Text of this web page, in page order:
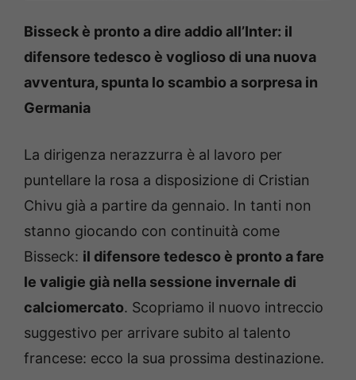
Bisseck è pronto a dire addio all’Inter: il
difensore tedesco è voglioso di una nuova
avventura, spunta lo scambio a sorpresa in
Germania
La dirigenza nerazzurra è al lavoro per
puntellare la rosa a disposizione di Cristian
Chivu già a partire da gennaio. In tanti non
stanno giocando con continuità come
Bisseck: il difensore tedesco è pronto a fare
le valigie già nella sessione invernale di
calciomercato. Scopriamo il nuovo intreccio
suggestivo per arrivare subito al talento
francese: ecco la sua prossima destinazione.